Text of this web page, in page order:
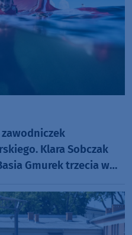
Klara Sobczak
Gmurek trzecia w